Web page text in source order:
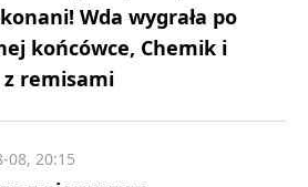
Wda wygrała po
końcówce, Chemik i
z remisami
08, 20:15